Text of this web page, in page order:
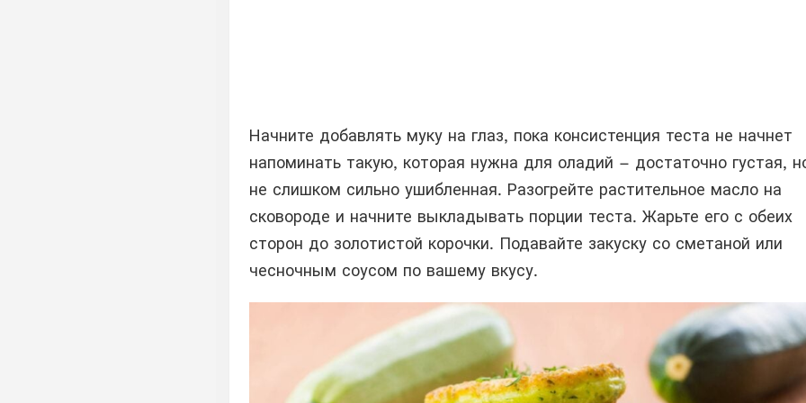
Начните добавлять муку на глаз, пока консистенция теста не начнет
напоминать такую, которая нужна для оладий – достаточно густая,
не слишком сильно ушибленная. Разогрейте растительное масло на
сковороде и начните выкладывать порции теста. Жарьте его с обеих
сторон до золотистой корочки. Подавайте закуску со сметаной или
чесночным соусом по вашему вкусу.